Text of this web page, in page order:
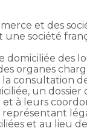
et des
une société
domiciliée des
organes
consultation
un dossier
à leurs
et au lieu